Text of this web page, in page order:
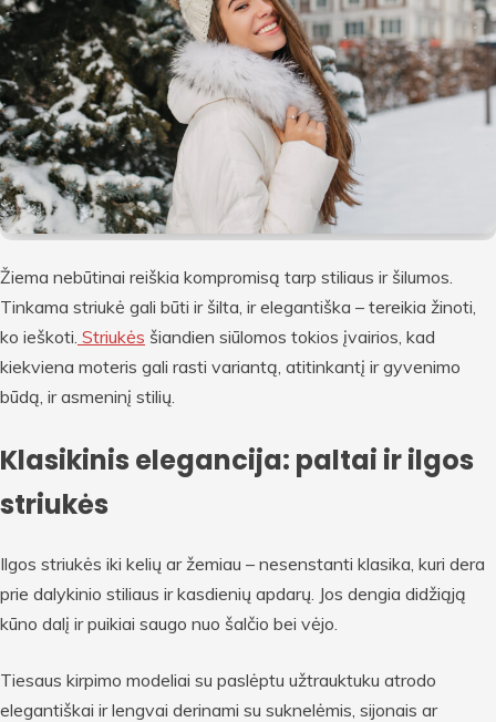
Žiema nebūtinai reiškia kompromisą tarp stiliaus ir šilumos.
Tinkama striukė gali būti ir šilta, ir elegantiška – tereikia žinoti,
ko ieškoti. Striukės šiandien siūlomos tokios įvairios, kad
kiekviena moteris gali rasti variantą, atitinkantį ir gyvenimo
būdą, ir asmeninį stilių.
Klasikinis elegancija: paltai ir ilgos
striukės
Ilgos striukės iki kelių ar žemiau – nesenstanti klasika, kuri dera
prie dalykinio stiliaus ir kasdienių apdarų. Jos dengia didžiąją
kūno dalį ir puikiai saugo nuo šalčio bei vėjo.
Tiesaus kirpimo modeliai su paslėptu užtrauktuku atrodo
elegantiškai ir lengvai derinami su suknelėmis, sijonais ar